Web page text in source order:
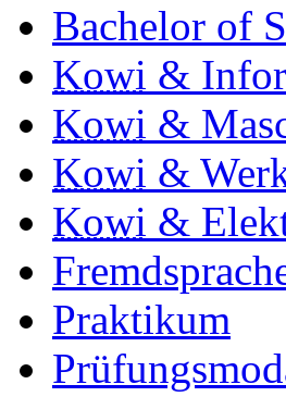
Bachelor of
Kowi &
Kowi &
Kowi &
Kowi &
Praktikum